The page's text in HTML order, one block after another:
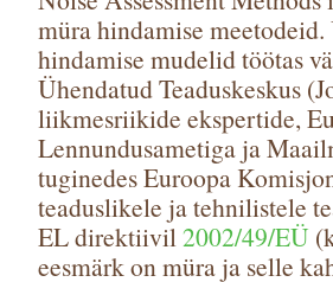
müra hindamise
hindamise mudelid töötas
Ühendatud Teaduskeskus
liikmesriikide ekspertide,
Lennundusametiga ja
tuginedes Euroopa
teaduslikele ja tehnilistele
EL direktiivil2002/49/EÜ
eesmärk on müra ja selle